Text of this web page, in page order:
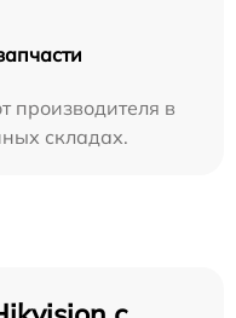
производителя в
складах.